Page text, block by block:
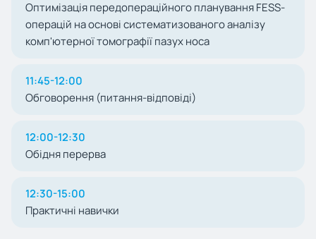
Оптимізація передопераційного планування FESS-
операцій на основі систематизованого аналізу
комп'ютерної томографії пазух носа
11:45-12:00
Обговорення (питання-відповіді)
12:00-12:30
Обідня перерва
12:30-15:00
Практичні навички